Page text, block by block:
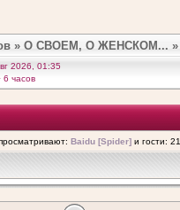
» О СВОЕМ, О ЖЕНСКОМ... »
2026, 01:35
6 часов
Baidu [Spider] и гости: 21